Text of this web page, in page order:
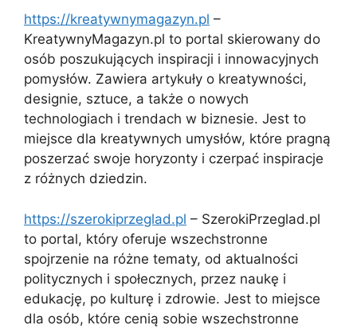
https://kreatywnymagazyn.pl –
KreatywnyMagazyn.pl to portal skierowany do
osób poszukujących inspiracji i innowacyjnych
pomysłów. Zawiera artykuły o kreatywności,
designie, sztuce, a także o nowych
technologiach i trendach w biznesie. Jest to
miejsce dla kreatywnych umysłów, które pragną
poszerzać swoje horyzonty i czerpać inspiracje
z różnych dziedzin.
https://szerokiprzeglad.pl – SzerokiPrzeglad.pl
to portal, który oferuje wszechstronne
spojrzenie na różne tematy, od aktualności
politycznych i społecznych, przez naukę i
edukację, po kulturę i zdrowie. Jest to miejsce
dla osób, które cenią sobie wszechstronne